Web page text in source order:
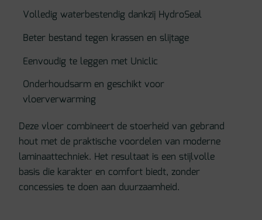
Volledig waterbestendig dankzij HydroSeal
Beter bestand tegen krassen en slijtage
Eenvoudig te leggen met Uniclic
Onderhoudsarm en geschikt voor
vloerverwarming
Deze vloer combineert de stoerheid van gebrand
hout met de praktische voordelen van moderne
laminaattechniek. Het resultaat is een stijlvolle
basis die karakter en comfort biedt, zonder
concessies te doen aan duurzaamheid.